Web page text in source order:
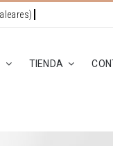
TIENDA